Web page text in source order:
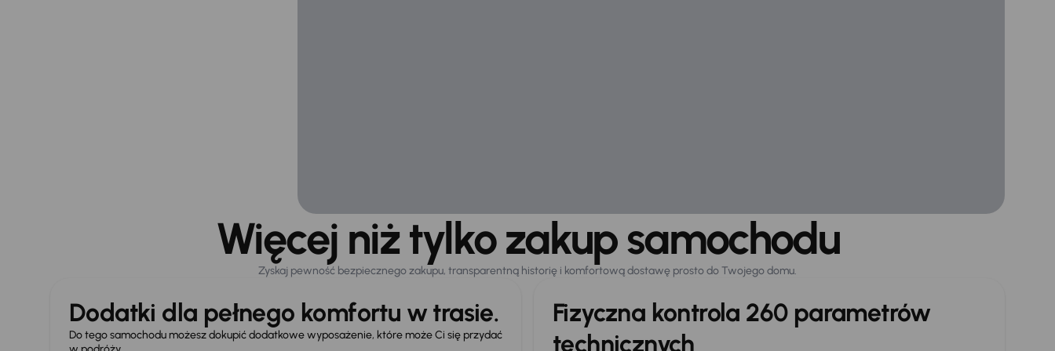
Więcej niż tylko zakup samochodu
Zyskaj pewność bezpiecznego zakupu, transparentną historię i komfortową dostawę prosto do Twojego domu.
Dodatki dla pełnego komfortu w trasie.
Do tego samochodu możesz dokupić dodatkowe wyposażenie, które może Ci się przydać
Fizyczna kontrola 260 parametrów
technicznych